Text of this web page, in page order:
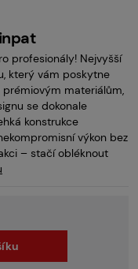
ke zbraním
tábory
profesionály! Nejvyšší
který vám poskytne
prémiovým materiálům,
se dokonale
konstrukce
výkon bez
– stačí obléknout